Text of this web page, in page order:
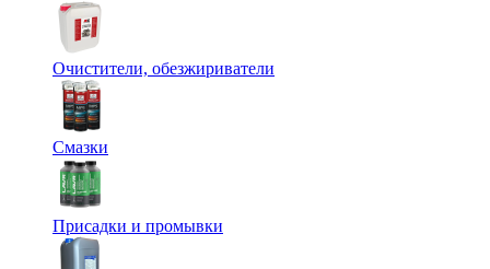
Очистители, обезжириватели
Смазки
Присадки и промывки